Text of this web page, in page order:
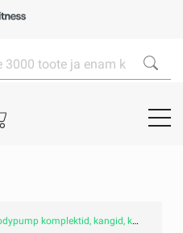
komplektid, kangid, kettad, ladustamisalused